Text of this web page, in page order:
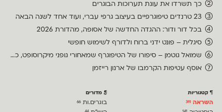
כך תשרדו את עונת תערוכות הבוגרים
23 טרנדים טיפוגרפיים בעיצוב גרפי עברי, ועוד אחד לשנה הבאה
בכל דור ודור: ההגדה החדשה של אסופה, מהדורת 2026
סיגלית – פונט ידני ברוח ולדורף לשימוש חופשי
שמואל גוטמן – סיפורו של הטיפוגרף שמאחורי גופני מיקרוסופט, כפי שנחשף בארכיון של נינתו
אוסף עטיפות הקרמבו של ארנון רייזמן
קטגוריות
השראה 311
מדורים
בוגרים.ות66